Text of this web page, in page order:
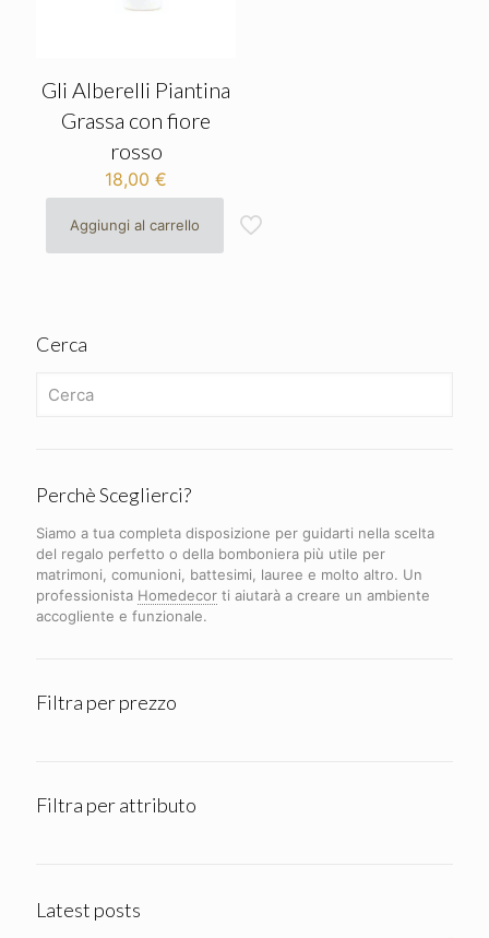
Gli Alberelli Piantina
Grassa con fiore
rosso
18,00€
Aggiungi al carrello
Cerca
Perchè Sceglierci?
Siamo a tua completa disposizione per guidarti nella scelta
del regalo perfetto o della bomboniera più utile per
matrimoni, comunioni, battesimi, lauree e molto altro. Un
professionista Homedecor ti aiutarà a creare un ambiente
accogliente e funzionale.
Filtra per prezzo
Filtra per attributo
Latest posts